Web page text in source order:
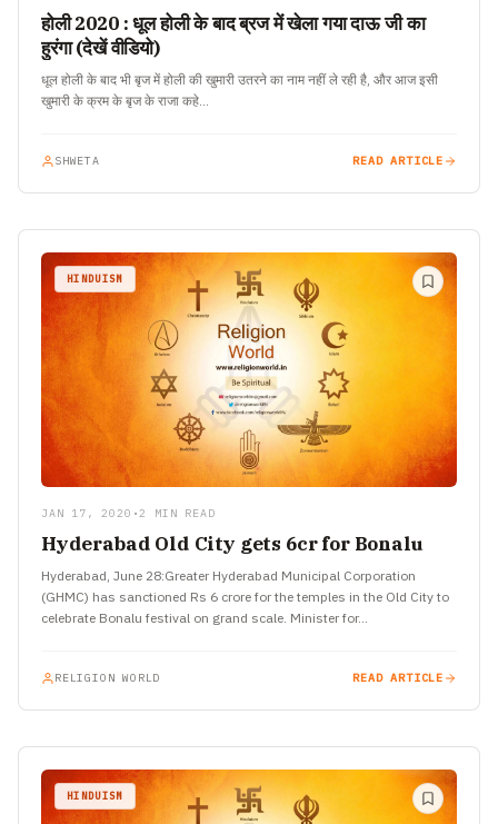
होली 2020 : धूल होली के बाद ब्रज में खेला गया दाऊ जी का
हुरंगा (देखें वीडियो)
धूल होली के बाद भी बृज में होली की खुमारी उतरने का नाम नहीं ले रही है, और आज इसी
खुमारी के क्रम के बृज के राजा कहे…
SHWETA READ ARTICLE
HINDUISM
JAN 17, 2020 •2 MIN READ
Hyderabad Old City gets 6cr for Bonalu
Hyderabad, June 28:Greater Hyderabad Municipal Corporation
(GHMC) has sanctioned Rs 6 crore for the temples in the Old City to
celebrate Bonalu festival on grand scale. Minister for…
RELIGION WORLD READ ARTICLE
HINDUISM